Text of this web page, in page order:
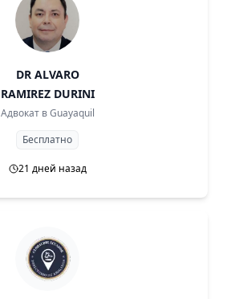
DR ALVARO
RAMIREZ DURINI
Адвокат в Guayaquil
Бесплатно
21 дней назад